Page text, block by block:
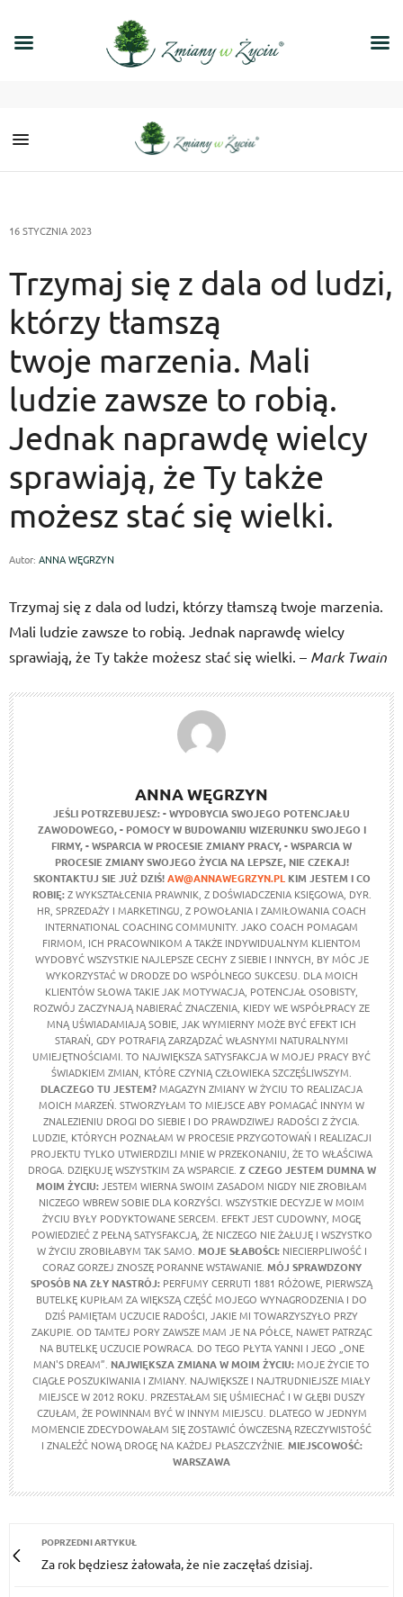
16 STYCZNIA 2023
Trzymaj się z dala od ludzi,
którzy tłamszą
twoje marzenia. Mali
ludzie zawsze to robią.
Jednak naprawdę wielcy
sprawiają, że Ty także
możesz stać się wielki.
Autor: ANNA WĘGRZYN
Trzymaj się z dala od ludzi, którzy tłamszą twoje marzenia.
Mali ludzie zawsze to robią. Jednak naprawdę wielcy
sprawiają, że Ty także możesz stać się wielki. – Mark Twain
ANNA WĘGRZYN
JEŚLI POTRZEBUJESZ:- WYDOBYCIA SWOJEGO POTENCJAŁU
ZAWODOWEGO, - POMOCY W BUDOWANIU WIZERUNKU SWOJEGO I
FIRMY,- WSPARCIA W PROCESIE ZMIANY PRACY,- WSPARCIA W
PROCESIE ZMIANY SWOJEGO ŻYCIA NA LEPSZE, NIE CZEKAJ!
SKONTAKTUJ SIE JUŻ DZIŚ!AW@ANNAWEGRZYN.PL KIM JESTEM I CO
ROBIĘ:Z WYKSZTAŁCENIA PRAWNIK, Z DOŚWIADCZENIA KSIĘGOWA, DYR.
HR, SPRZEDAŻY I MARKETINGU, Z POWOŁANIA I ZAMIŁOWANIA COACH
INTERNATIONAL COACHING COMMUNITY. JAKO COACH POMAGAM
FIRMOM, ICH PRACOWNIKOM A TAKŻE INDYWIDUALNYM KLIENTOM
WYDOBYĆ WSZYSTKIE NAJLEPSZE CECHY Z SIEBIE I INNYCH, BY MÓC JE
WYKORZYSTAĆ W DRODZE DO WSPÓLNEGO SUKCESU. DLA MOICH
KLIENTÓW SŁOWA TAKIE JAK MOTYWACJA, POTENCJAŁ OSOBISTY,
ROZWÓJ ZACZYNAJĄ NABIERAĆ ZNACZENIA, KIEDY WE WSPÓŁPRACY ZE
MNĄ UŚWIADAMIAJĄ SOBIE, JAK WYMIERNY MOŻE BYĆ EFEKT ICH
STARAŃ, GDY POTRAFIĄ ZARZĄDZAĆ WŁASNYMI NATURALNYMI
UMIEJĘTNOŚCIAMI. TO NAJWIĘKSZA SATYSFAKCJA W MOJEJ PRACY BYĆ
ŚWIADKIEM ZMIAN, KTÓRE CZYNIĄ CZŁOWIEKA SZCZĘŚLIWSZYM.
DLACZEGO TU JESTEM?MAGAZYN ZMIANY W ŻYCIU TO REALIZACJA
MOICH MARZEŃ. STWORZYŁAM TO MIEJSCE ABY POMAGAĆ INNYM W
ZNALEZIENIU DROGI DO SIEBIE I DO PRAWDZIWEJ RADOŚCI Z ŻYCIA.
LUDZIE, KTÓRYCH POZNAŁAM W PROCESIE PRZYGOTOWAŃ I REALIZACJI
PROJEKTU TYLKO UTWIERDZILI MNIE W PRZEKONANIU, ŻE TO WŁAŚCIWA
DROGA. DZIĘKUJĘ WSZYSTKIM ZA WSPARCIE. Z CZEGO JESTEM DUMNA W
MOIM ŻYCIU:JESTEM WIERNA SWOIM ZASADOM NIGDY NIE ZROBIŁAM
NICZEGO WBREW SOBIE DLA KORZYŚCI. WSZYSTKIE DECYZJE W MOIM
ŻYCIU BYŁY PODYKTOWANE SERCEM. EFEKT JEST CUDOWNY, MOGĘ
POWIEDZIEĆ Z PEŁNĄ SATYSFAKCJĄ, ŻE NICZEGO NIE ŻAŁUJĘ I WSZYSTKO
W ŻYCIU ZROBIŁABYM TAK SAMO. MOJE SŁABOŚCI:NIECIERPLIWOŚĆ I
CORAZ GORZEJ ZNOSZĘ PORANNE WSTAWANIE. MÓJ SPRAWDZONY
SPOSÓB NA ZŁY NASTRÓJ: PERFUMY CERRUTI 1881 RÓŻOWE, PIERWSZĄ
BUTELKĘ KUPIŁAM ZA WIĘKSZĄ CZĘŚĆ MOJEGO WYNAGRODZENIA I DO
DZIŚ PAMIĘTAM UCZUCIE RADOŚCI, JAKIE MI TOWARZYSZYŁO PRZY
ZAKUPIE. OD TAMTEJ PORY ZAWSZE MAM JE NA PÓŁCE, NAWET PATRZĄC
NA BUTELKĘ UCZUCIE POWRACA. DO TEGO PŁYTA YANNI I JEGO „ONE
MAN'S DREAM”. NAJWIĘKSZA ZMIANA W MOIM ŻYCIU:MOJE ŻYCIE TO
CIĄGŁE POSZUKIWANIA I ZMIANY. NAJWIĘKSZE I NAJTRUDNIEJSZE MIAŁY
MIEJSCE W 2012 ROKU. PRZESTAŁAM SIĘ UŚMIECHAĆ I W GŁĘBI DUSZY
CZUŁAM, ŻE POWINNAM BYĆ W INNYM MIEJSCU. DLATEGO W JEDNYM
MOMENCIE ZDECYDOWAŁAM SIĘ ZOSTAWIĆ ÓWCZESNĄ RZECZYWISTOŚĆ
I ZNALEŹĆ NOWĄ DROGĘ NA KAŻDEJ PŁASZCZYŹNIE. MIEJSCOWOŚĆ:
WARSZAWA
POPRZEDNI ARTYKUŁ
Za rok będziesz żałowała, że nie zaczęłaś dzisiaj.